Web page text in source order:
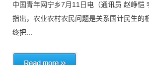
中国青年网宁乡7月11日电（通讯员 赵峥恺
指出，农业农村农民问题是关系国计民生的
终把...